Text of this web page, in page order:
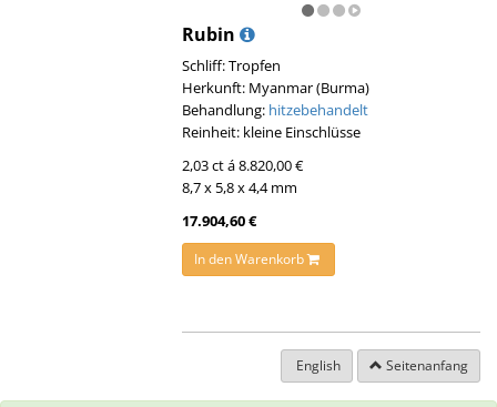
Rubin
Schliff: Tropfen
Herkunft: Myanmar (Burma)
Behandlung: hitzebehandelt
Reinheit: kleine Einschlüsse
2,03 ct á 8.820,00 €
8,7 x 5,8 x 4,4 mm
17.904,60 €
In den Warenkorb
English Seitenanfang